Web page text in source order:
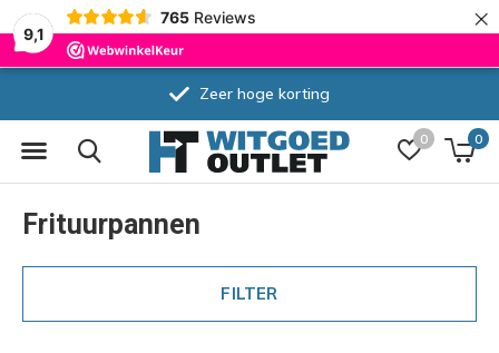
9,1
765 Reviews ×
0 0
Zeer hoge korting
Frituurpannen
FILTER